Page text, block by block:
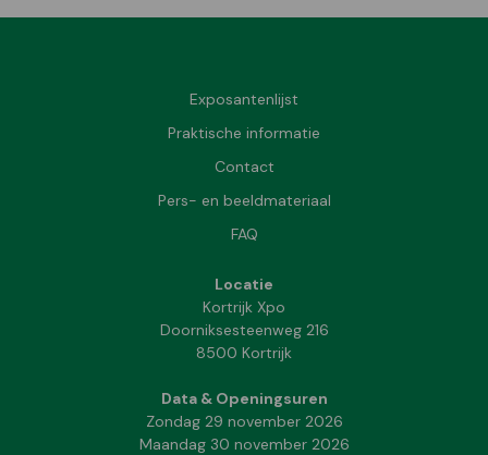
Exposantenlijst
Praktische informatie
Contact
Pers- en beeldmateriaal
FAQ
Locatie
Kortrijk Xpo
Doorniksesteenweg 216
8500 Kortrijk
Data & Openingsuren
Zondag 29 november 2026
Maandag 30 november 2026